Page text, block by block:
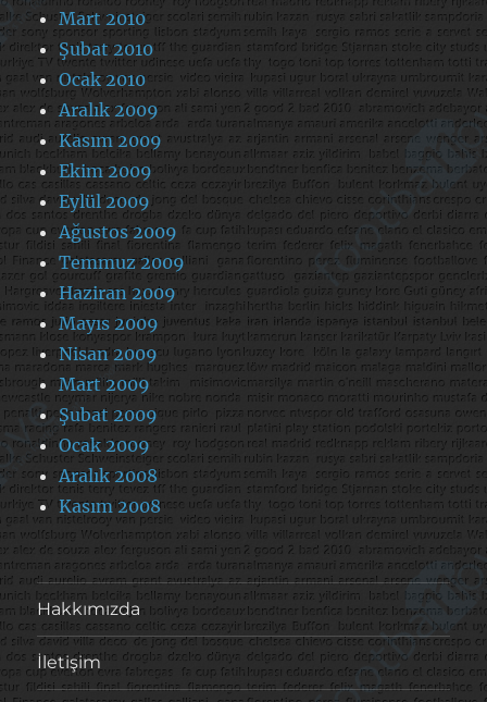
Mart 2010
Şubat 2010
Ocak 2010
Aralık 2009
Kasım 2009
Ekim 2009
Eylül 2009
Ağustos 2009
Temmuz 2009
Haziran 2009
Mayıs 2009
Nisan 2009
Mart 2009
Şubat 2009
Ocak 2009
Aralık 2008
Kasım 2008
Hakkımızda
İletişim